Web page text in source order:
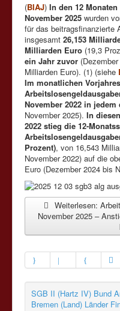
(BIAJ) In den 12
November 2025 wurden
für das beitragsfinanzierte
insgesamt 26,153
Milliarden Euro (19,3
ein Jahr zuvor
Milliarden Euro). (1) (siehe
Im monatlichen
November 2022 in jedem
November 2025). In
2022 stieg die 12-
Prozent), von 16,543
November 2022) auf die
Euro (Dezember 2024 bis
Weiterlesen:
November 2025 –
SGB II (Hartz IV) Bund
Bremen (Land) Länder